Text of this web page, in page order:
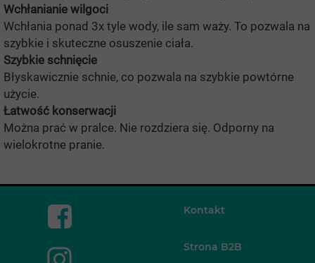
Wchłanianie wilgoci
Wchłania ponad 3x tyle wody, ile sam waży. To pozwala na
szybkie i skuteczne osuszenie ciała.
Szybkie schnięcie
Błyskawicznie schnie, co pozwala na szybkie powtórne
użycie.
Łatwość konserwacji
Można prać w pralce. Nie rozdziera się. Odporny na
wielokrotne pranie.
Kontakt
Strona B2B